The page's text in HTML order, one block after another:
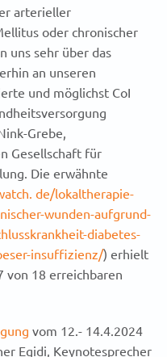
arterieller
oder chronischer
uns sehr über das
an unseren
und möglichst CoI
Grebe,
Gesellschaft für
Die erwähnte
de/lokaltherapie-
wunden-aufgrund-
diabetes-
insuffizienz/) erhielt
von 18 erreichbaren
vom 12.- 14.4.2024
Egidi, Keynotesprecher